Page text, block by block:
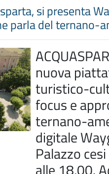
si presenta
parla del ternano-
nuova
turistico-
focus e
ternano-
digitale
Palazzo